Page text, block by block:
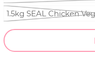
1.5kg SEAL Chicken